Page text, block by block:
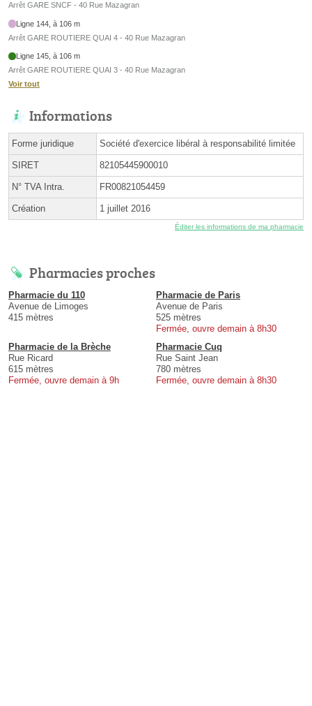
Arrêt GARE SNCF - 40 Rue Mazagran
Ligne 144, à 106 m
Arrêt GARE ROUTIERE QUAI 4 - 40 Rue Mazagran
Ligne 145, à 106 m
Arrêt GARE ROUTIERE QUAI 3 - 40 Rue Mazagran
Voir tout
Informations
Forme juridique Société d'exercice libéral à responsabilité limitée
SIRET 82105445900010
N° TVA Intra. FR00821054459
Création 1 juillet 2016
Éditer les informations de ma pharmacie
Pharmacies proches
Pharmacie du 110
Avenue de Limoges
415 mètres
Pharmacie de Paris
Avenue de Paris
525 mètres
Fermée, ouvre demain à 8h30
Pharmacie de la Brèche
Rue Ricard
615 mètres
Fermée, ouvre demain à 9h
Pharmacie Cuq
Rue Saint Jean
780 mètres
Fermée, ouvre demain à 8h30